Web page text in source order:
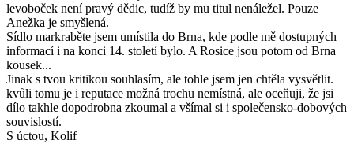
levoboček není pravý dědic, tudíž by mu titul nenáležel. Pouze
Anežka je smyšlená.
Sídlo markraběte jsem umístila do Brna, kde podle mě dostupných
informací i na konci 14. století bylo. A Rosice jsou potom od Brna
kousek...
Jinak s tvou kritikou souhlasím, ale tohle jsem jen chtěla vysvětlit.
kvůli tomu je i reputace možná trochu nemístná, ale oceňuji, že jsi
dílo takhle dopodrobna zkoumal a všímal si i společensko-dobových
souvislostí.
S úctou, Kolif